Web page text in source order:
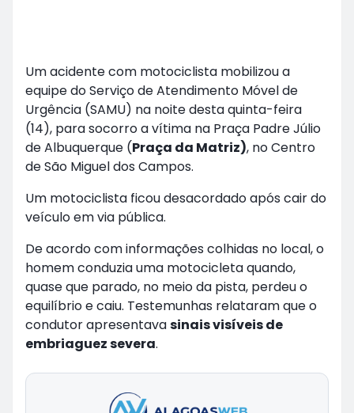
Um acidente com motociclista mobilizou a
equipe do Serviço de Atendimento Móvel de
Urgência (SAMU) na noite desta quinta-feira
(14), para socorro a vítima na Praça Padre Júlio
de Albuquerque (Praça da Matriz), no Centro
de São Miguel dos Campos.
Um motociclista ficou desacordado após cair do
veículo em via pública.
De acordo com informações colhidas no local, o
homem conduzia uma motocicleta quando,
quase que parado, no meio da pista, perdeu o
equilíbrio e caiu. Testemunhas relataram que o
condutor apresentavasinais visíveis de
embriaguez severa.